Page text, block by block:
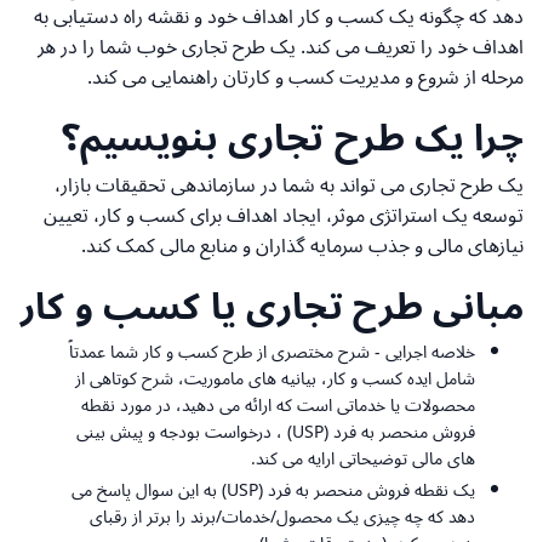
دهد که چگونه یک کسب و کار اهداف خود و نقشه راه دستیابی به
اهداف خود را تعریف می کند. یک طرح تجاری خوب شما را در هر
مرحله از شروع و مدیریت کسب و کارتان راهنمایی می کند.
چرا یک طرح تجاری بنویسیم؟
یک طرح تجاری می تواند به شما در سازماندهی تحقیقات بازار،
توسعه یک استراتژی موثر، ایجاد اهداف برای کسب و کار، تعیین
نیازهای مالی و جذب سرمایه گذاران و منابع مالی کمک کند.
مبانی طرح تجاری یا کسب و کار
خلاصه اجرایی - شرح مختصری از طرح کسب و کار شما عمدتاً
شامل ایده کسب و کار، بیانیه های ماموریت، شرح کوتاهی از
محصولات یا خدماتی است که ارائه می دهید، در مورد نقطه
فروش منحصر به فرد (USP) ، درخواست بودجه و پیش بینی
های مالی توضیحاتی ارایه می کند.
یک نقطه فروش منحصر به فرد (USP) به این سوال پاسخ می
دهد که چه چیزی یک محصول/خدمات/برند را برتر از رقبای